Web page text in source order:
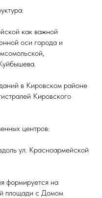
как важной
оси города и
в Кировском районе
Кировского
центров:
ул. Красноармейской
формируется на
площади с Домом